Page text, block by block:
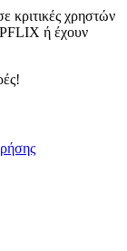
κριτικές χρηστών
ή έχουν